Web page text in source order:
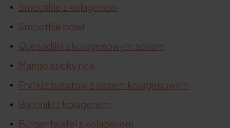
Smoothie z kolagenem
Smoothie bowl
Quesadilla z kolagenowym sosem
Mango sticky rice
Frytki z batatów z sosem kolagenowym
Batoniki z kolagenem
Burger falafel z kolagenem